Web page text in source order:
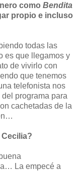
como Bendita
propio e incluso
todas las
es que llegamos y
de vivirlo con
que tenemos
telefonista nos
programa para
cachetadas de la
La empecé a